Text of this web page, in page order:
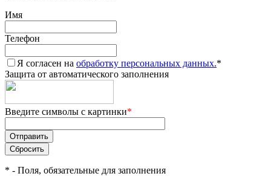
Имя
Телефон
Я согласен на обработку персональных данных.*
Защита от автоматического заполнения
Введите символы с картинки*
* - Поля, обязательные для заполнения